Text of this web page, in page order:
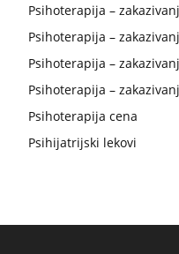
Psihoterapija –
Psihoterapija –
Psihoterapija –
Psihoterapija –
Psihoterapija cena
Psihijatrijski lekovi